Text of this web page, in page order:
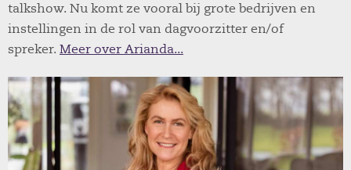
talkshow. Nu komt ze vooral bij grote bedrijven en
instellingen in de rol van dagvoorzitter en/of
spreker. Meer over Arianda...